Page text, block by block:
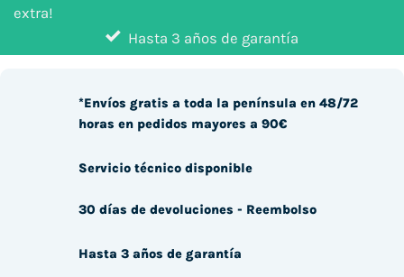
extra!
Hasta 3 años de garantía
*Envíos gratis a toda la península en 48/72
horas en pedidos mayores a 90€
Servicio técnico disponible
30 días de devoluciones - Reembolso
Hasta 3 años de garantía